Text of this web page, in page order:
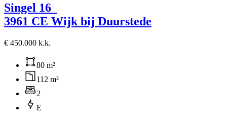
Singel 16
3961 CE Wijk bij Duurstede
€ 450.000 k.k.
80 m²
112 m²
2
E